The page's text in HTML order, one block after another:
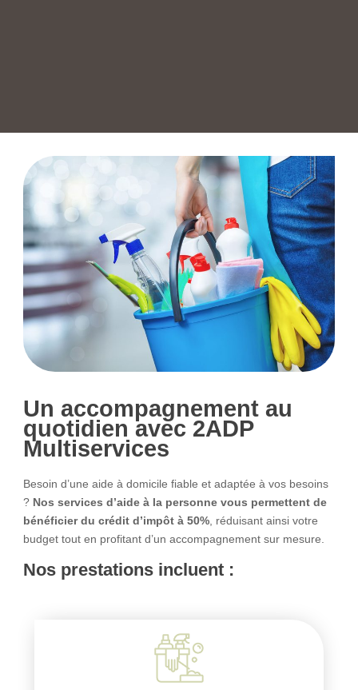
Un accompagnement au
quotidien avec 2ADP
Multiservices
Besoin d’une aide à domicile fiable et adaptée à vos besoins
? Nos services d’aide à la personne vous permettent de
bénéficier du crédit d’impôt à 50%, réduisant ainsi votre
budget tout en profitant d’un accompagnement sur mesure.
Nos prestations incluent :